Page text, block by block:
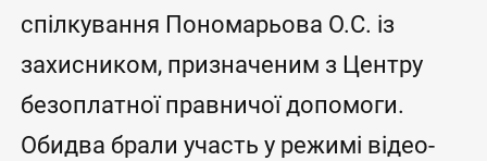
спілкування Пономарьова О.С. із
захисником, призначеним з Центру
безоплатної правничої допомоги.
Обидва брали участь у режимі відео-